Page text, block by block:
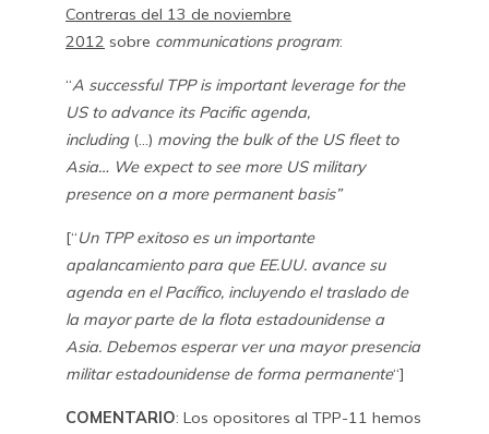
Contreras del 13 de noviembre
2012 sobre communications program:
“A successful TPP is important leverage for the
US to advance its Pacific agenda,
including (…) moving the bulk of the US fleet to
Asia… We expect to see more US military
presence on a more permanent basis”
[“Un TPP exitoso es un importante
apalancamiento para que EE.UU. avance su
agenda en el Pacífico, incluyendo el traslado de
la mayor parte de la flota estadounidense a
Asia. Debemos esperar ver una mayor presencia
militar estadounidense de forma permanente“]
COMENTARIO: Los opositores al TPP-11 hemos